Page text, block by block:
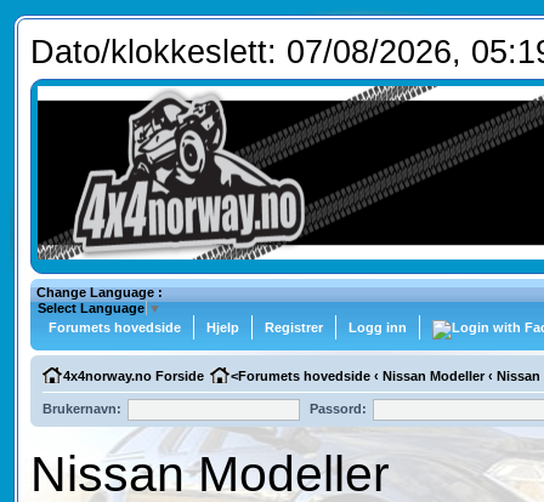
Dato/klokkeslett: 07/08/2026,
Change Language :
Select Language ▼
Forumets hovedside
Hjelp Registrer Logg inn
4x4norway.no Forside <Forumets hovedside ‹ Nissan Modeller ‹ Nissan
Brukernavn: Passord:
Nissan Modeller